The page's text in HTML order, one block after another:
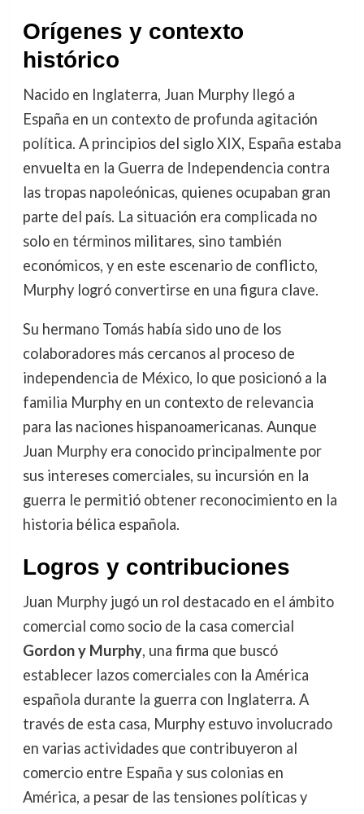
Orígenes y contexto
histórico
Nacido en Inglaterra, Juan Murphy llegó a
España en un contexto de profunda agitación
política. A principios del siglo XIX, España estaba
envuelta en la Guerra de Independencia contra
las tropas napoleónicas, quienes ocupaban gran
parte del país. La situación era complicada no
solo en términos militares, sino también
económicos, y en este escenario de conflicto,
Murphy logró convertirse en una figura clave.
Su hermano Tomás había sido uno de los
colaboradores más cercanos al proceso de
independencia de México, lo que posicionó a la
familia Murphy en un contexto de relevancia
para las naciones hispanoamericanas. Aunque
Juan Murphy era conocido principalmente por
sus intereses comerciales, su incursión en la
guerra le permitió obtener reconocimiento en la
historia bélica española.
Logros y contribuciones
Juan Murphy jugó un rol destacado en el ámbito
comercial como socio de la casa comercial
Gordon y Murphy, una firma que buscó
establecer lazos comerciales con la América
española durante la guerra con Inglaterra. A
través de esta casa, Murphy estuvo involucrado
en varias actividades que contribuyeron al
comercio entre España y sus colonias en
América, a pesar de las tensiones políticas y